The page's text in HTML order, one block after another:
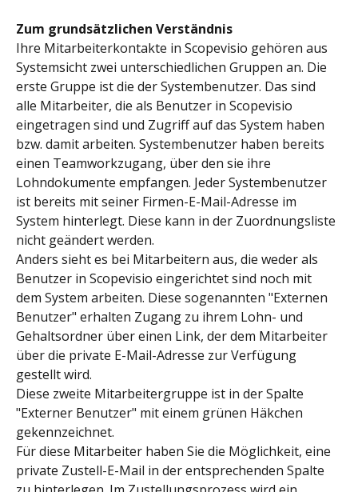
Zum grundsätzlichen Verständnis
Ihre Mitarbeiterkontakte in Scopevisio gehören aus
Systemsicht zwei unterschiedlichen Gruppen an. Die
erste Gruppe ist die der Systembenutzer. Das sind
alle Mitarbeiter, die als Benutzer in Scopevisio
eingetragen sind und Zugriff auf das System haben
bzw. damit arbeiten. Systembenutzer haben bereits
einen Teamworkzugang, über den sie ihre
Lohndokumente empfangen. Jeder Systembenutzer
ist bereits mit seiner Firmen-E-Mail-Adresse im
System hinterlegt. Diese kann in der Zuordnungsliste
nicht geändert werden.
Anders sieht es bei Mitarbeitern aus, die weder als
Benutzer in Scopevisio eingerichtet sind noch mit
dem System arbeiten. Diese sogenannten "Externen
Benutzer" erhalten Zugang zu ihrem Lohn- und
Gehaltsordner über einen Link, der dem Mitarbeiter
über die private E-Mail-Adresse zur Verfügung
gestellt wird.
Diese zweite Mitarbeitergruppe ist in der Spalte
"Externer Benutzer" mit einem grünen Häkchen
gekennzeichnet.
Für diese Mitarbeiter haben Sie die Möglichkeit, eine
private Zustell-E-Mail in der entsprechenden Spalte